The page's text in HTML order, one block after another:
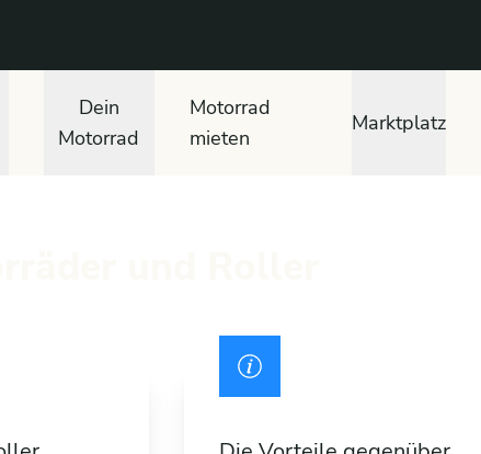
Dein
Motorrad
Motorrad
mieten
Marktplatz